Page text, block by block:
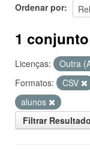
Ordenar por
1
Licenças: Outra
Formatos:
CSV
alunos
Filtrar